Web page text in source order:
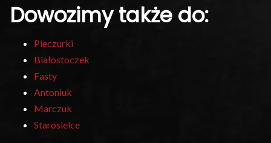
Dowozimy także do:
Pieczurki
Białostoczek
Fasty
Antoniuk
Marczuk
Starosielce